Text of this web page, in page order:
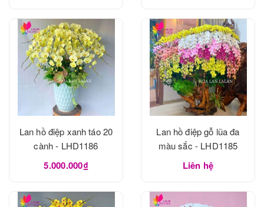
Lan hồ điệp xanh táo 20
cành - LHD1186
5.000.000₫
Lan hồ điệp gỗ lũa đa
màu sắc - LHD1185
Liên hệ